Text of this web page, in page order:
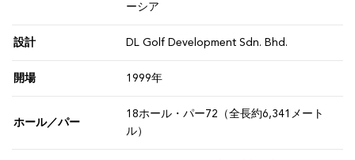
ーシア
設計 DL Golf Development Sdn. Bhd.
開場 1999年
ホール／パー
18ホール・パー72（全長約6,341メート
ル）